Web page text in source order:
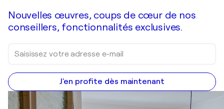
Nouvelles œuvres, coups de cœur de nos
conseillers, fonctionnalités exclusives.
J'en profite dès maintenant